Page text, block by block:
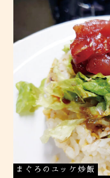
まぐろのユッケ炒飯